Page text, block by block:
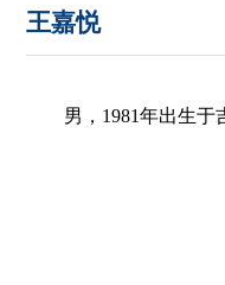
王嘉悦
男，1981年出生